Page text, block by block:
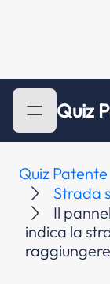
Quiz
Quiz Patente
Strada
Il
indica la